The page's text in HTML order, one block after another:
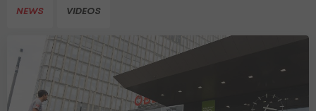
NEWS VIDEOS